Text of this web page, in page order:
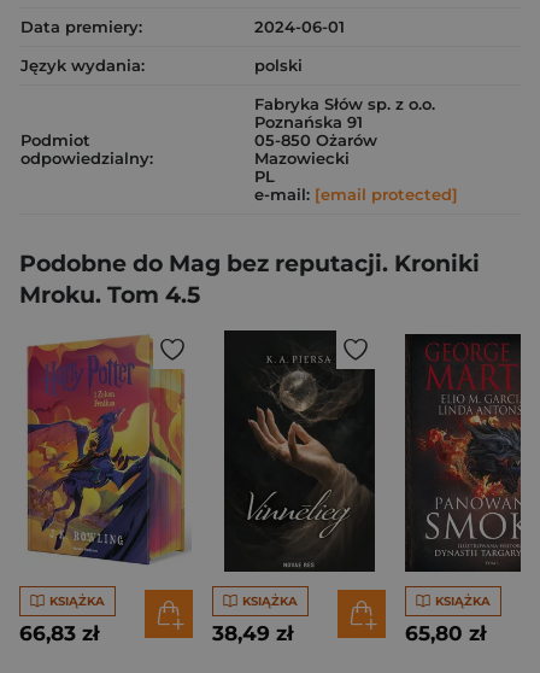
Data premiery:
2024-06-01
Język wydania:
polski
Podmiot
odpowiedzialny:
Fabryka Słów sp. z o.o.
Poznańska 91
05-850 Ożarów
Mazowiecki
PL
e-mail: [email protected]
Podobne do Mag bez reputacji. Kroniki
Mroku. Tom 4.5
KSIĄŻKA
66,83 zł
KSIĄŻKA
38,49 zł
KSIĄŻKA
65,80 zł